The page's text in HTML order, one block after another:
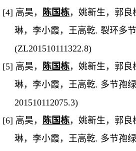
[4] 高昊， 陈国栋，姚新生，郭
琳，李小霞，王高乾. 裂环多
(ZL201510111322.8)
[5] 高昊， 陈国栋，姚新生，郭
琳，李小霞，王高乾. 多节孢
201510112075.3)
[6] 高昊， 陈国栋，姚新生，郭
琳，李小霞，王高乾. 多节孢